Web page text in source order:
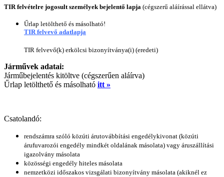
TIR felvételre jogosult személyek bejelentő lapja (cégszerű aláírással ellátva)
Űrlap letölthető és másolható!
TIR felvevő adatlapja
TIR felvevő(k) erkölcsi bizonyítványa(i) (eredeti)
Járművek adatai:
Járműbejelentés kitöltve (cégszerűen aláírva)
Űrlap letölthető és másolható itt »
Csatolandó:
rendszámra szóló közúti árutovábbítási engedélykivonat (közúti
árufuvarozói engedély mindkét oldalának másolata) vagy áruszállítási
igazolvány másolata
közösségi engedély hiteles másolata
nemzetközi időszakos vizsgálati bizonyítvány másolata (akiknél ez